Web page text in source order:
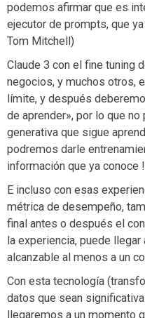
podemos afirmar que es
ejecutor de prompts, que
Tom Mitchell)
Claude 3 con el fine tuning
negocios, y muchos otros,
límite, y después
de aprender», por lo que
generativa que sigue
podremos darle
información que ya conoce
E incluso con esas
métrica de desempeño,
final antes o después el
la experiencia, puede
alcanzable al menos a un
Con esta tecnología
datos que sean
llegaremos a un momento